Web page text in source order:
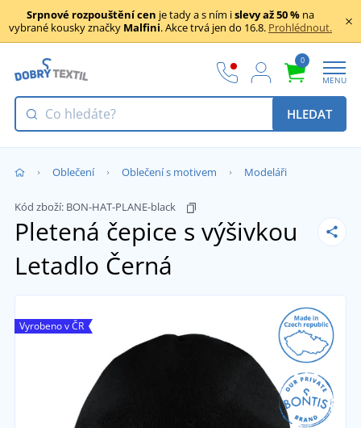
Srpnové rozpouštění cen je tady a s ním islevy až 50 % na
vybrané kousky značky Malfini. Akce trvá jen do 16.8. Prohlédnout.
0
MENU
HLEDAT
Oblečení Oblečení s motivem Modeláři
Kód zboží: BON-HAT-PLANE-black
Pletená čepice s výšivkou
Letadlo Černá
Vyrobeno v ČR